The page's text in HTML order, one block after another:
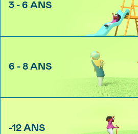
3 - 6 ANS
6 - 8 ANS
-12 ANS